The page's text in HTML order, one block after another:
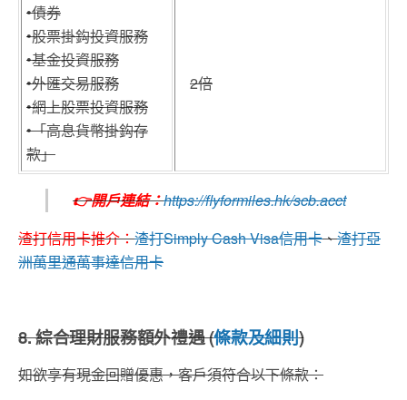
•債券
•股票掛鈎投資服務
•基金投資服務
•外匯交易服務
•網上股票投資服務
•「高息貨幣掛鈎存
款」
2倍
👉開戶連結：https://flyformiles.hk/scb.acct
渣打信用卡推介：渣打Simply Cash Visa信用卡、渣打亞
洲萬里通萬事達信用卡
8. 綜合理財服務額外禮遇 (條款及細則)
如欲享有現金回贈優惠，客戶須符合以下條款：